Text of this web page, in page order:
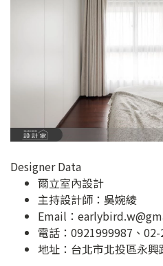
Designer Data
爾立室內設計
主持設計師：吳婉綾
Email：
電話：0921999987、
地址： 台北市北投區永